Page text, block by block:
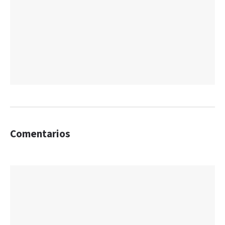
Comentarios